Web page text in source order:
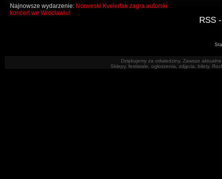
Najnowsze wydarzenie: Norweski Kvelertak zagra autorski
koncert we Wrocławiu!
RSS
Dziękujemy za odwiedziny. Zawsze
Sklepy, festiwale, ogłoszenia, zdjęcia, bilety.